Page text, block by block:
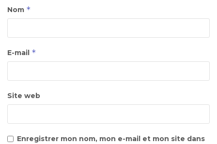
Nom *
E-mail *
Site web
Enregistrer mon nom, mon e-mail et mon site dans